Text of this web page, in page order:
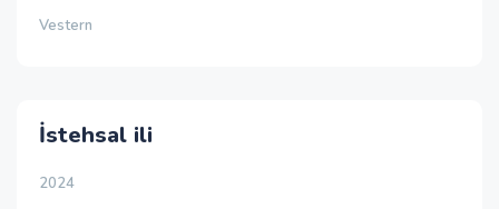
Vestern
İstehsal ili
2024